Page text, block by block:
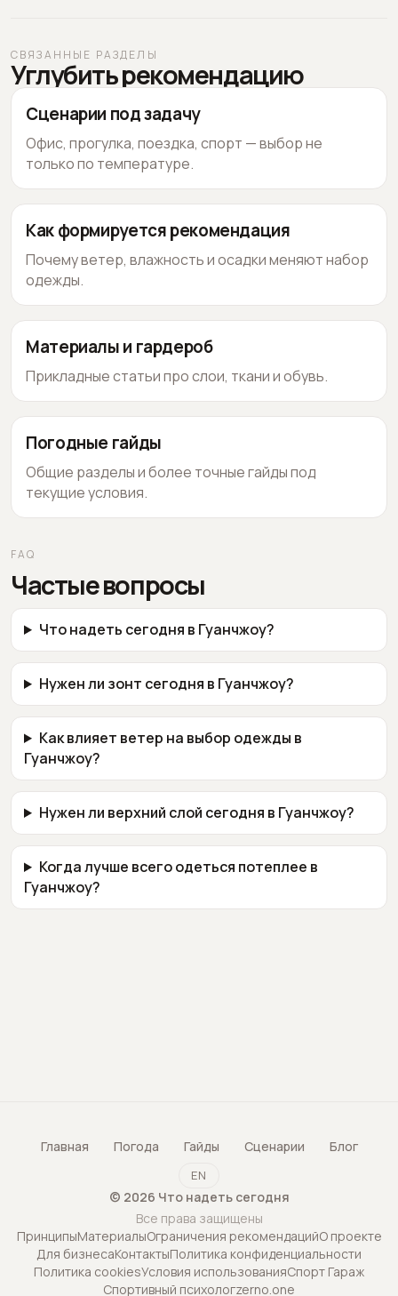
СВЯЗАННЫЕ РАЗДЕЛЫ
Углубить рекомендацию
Сценарии под задачу
Офис, прогулка, поездка, спорт — выбор не
только по температуре.
Как формируется рекомендация
Почему ветер, влажность и осадки меняют набор
одежды.
Материалы и гардероб
Прикладные статьи про слои, ткани и обувь.
Погодные гайды
Общие разделы и более точные гайды под
текущие условия.
FAQ
Частые вопросы
Что надеть сегодня в Гуанчжоу?
Нужен ли зонт сегодня в Гуанчжоу?
Как влияет ветер на выбор одежды в
Гуанчжоу?
Нужен ли верхний слой сегодня в Гуанчжоу?
Когда лучше всего одеться потеплее в
Гуанчжоу?
Главная Погода Гайды Сценарии Блог
EN
© 2026 Что надеть сегодня
Все права защищены
ПринципыМатериалыОграничения рекомендацийО проекте
Для бизнесаКонтактыПолитика конфиденциальности
Политика cookiesУсловия использованияСпорт Гараж
Спортивный психологzerno.one